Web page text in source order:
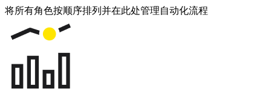
将所有角色按顺序排列并在此处管理自动化流程